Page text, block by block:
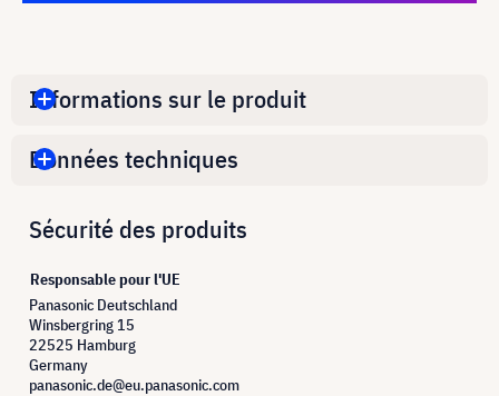
Informations sur le produit
Données techniques
Sécurité des produits
Responsable pour l'UE
Panasonic Deutschland
Winsbergring 15
22525 Hamburg
Germany
panasonic.de@eu.panasonic.com